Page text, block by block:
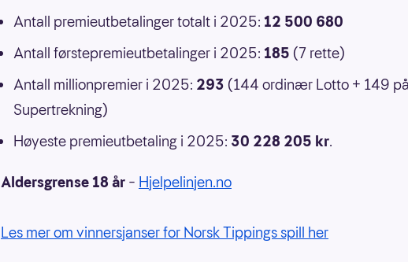
Antall premieutbetalinger totalt i 2025: 12 500 680
Antall førstepremieutbetalinger i 2025: 185 (7 rette)
Antall millionpremier i 2025: 293 (144 ordinær Lotto + 149
Supertrekning)
Høyeste premieutbetaling i 2025: 30 228 205 kr.
Aldersgrense 18 år – Hjelpelinjen.no
Les mer om vinnersjanser for Norsk Tippings spill her